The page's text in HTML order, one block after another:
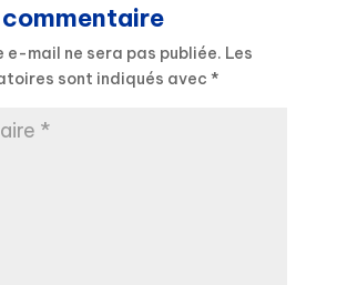
e-mail ne sera pas publiée. Les
sont indiqués avec *